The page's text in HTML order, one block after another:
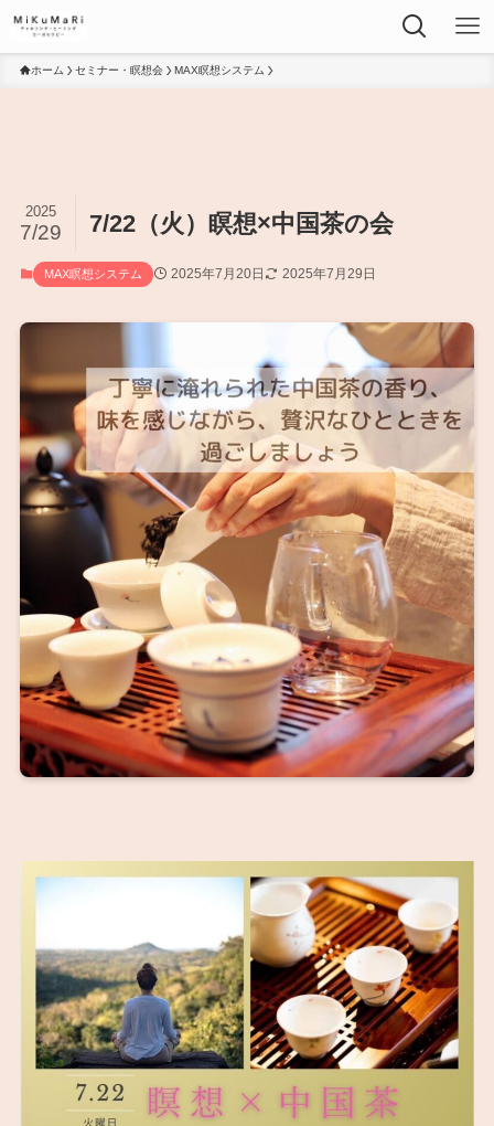
ホーム セミナー・瞑想会 MAX瞑想システム
7/22（火）瞑想×中国茶の会
2025
7/29
MAX瞑想システム 2025年7月20日 2025年7月29日